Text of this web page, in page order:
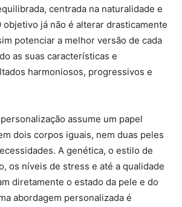
centrada na naturalidade e
objetivo já não é alterar drasticamente
potenciar a melhor versão de cada
as suas características e
harmoniosos, progressivos e
assume um papel
dois corpos iguais, nem duas peles
A genética, o estilo de
os níveis de stress e até a qualidade
diretamente o estado da pele e do
abordagem personalizada é